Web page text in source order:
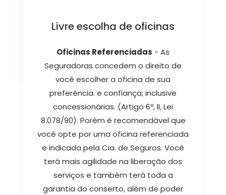
Livre escolha de oficinas
Oficinas Referenciadas - As
Seguradoras concedem o direito de
você escolher a oficina de sua
preferência. e confiança; inclusive
concessionárias. (Artigo 6º, II, Lei
8.078/90). Porém é recomendável que
você opte por uma oficina referenciada
e indicada pela Cia. de Seguros. Você
terá mais agilidade na liberação dos
serviços e também terá toda a
garantia do conserto, além de poder